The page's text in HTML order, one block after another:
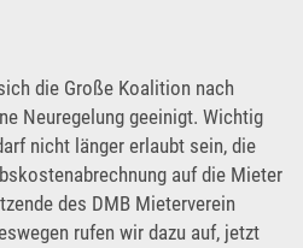
die Große Koalition nach
Neuregelung geeinigt. Wichtig
nicht länger erlaubt sein, die
auf die Mieter
des DMB Mieterverein
rufen wir dazu auf, jetzt